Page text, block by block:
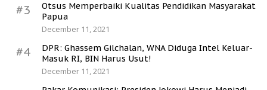
#3
Otsus Memperbaiki Kualitas Pendidikan Masyarakat
Papua
December 11, 2021
#4
DPR: Ghassem Gilchalan, WNA Diduga Intel Keluar-
Masuk RI, BIN Harus Usut!
December 11, 2021